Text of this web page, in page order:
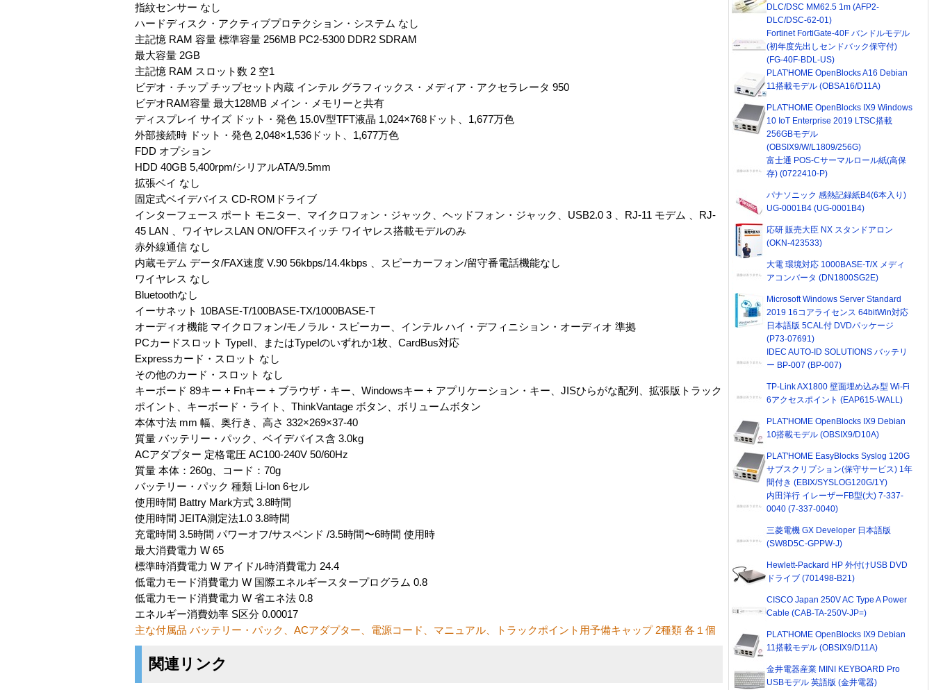
指紋センサー なし
ハードディスク・アクティブプロテクション・システム なし
主記憶 RAM 容量 標準容量 256MB PC2-5300 DDR2 SDRAM
最大容量 2GB
主記憶 RAM スロット数 2 空1
ビデオ・チップ チップセット内蔵 インテル グラフィックス・メディア・アクセラレータ 950
ビデオRAM容量 最大128MB メイン・メモリーと共有
ディスプレイ サイズ ドット・発色 15.0V型TFT液晶 1,024×768ドット、1,677万色
外部接続時 ドット・発色 2,048×1,536ドット、1,677万色
FDD オプション
HDD 40GB 5,400rpm/シリアルATA/9.5mm
拡張ベイ なし
固定式ベイデバイス CD-ROMドライブ
インターフェース ポート モニター、マイクロフォン・ジャック、ヘッドフォン・ジャック、USB2.0 3 、RJ-11 モデム 、RJ-
45 LAN 、ワイヤレスLAN ON/OFFスイッチ ワイヤレス搭載モデルのみ
赤外線通信 なし
内蔵モデム データ/FAX速度 V.90 56kbps/14.4kbps 、スピーカーフォン/留守番電話機能なし
ワイヤレス なし
Bluetoothなし
イーサネット 10BASE-T/100BASE-TX/1000BASE-T
オーディオ機能 マイクロフォン/モノラル・スピーカー、インテル ハイ・デフィニション・オーディオ 準拠
PCカードスロット TypeII、またはTypeIのいずれか1枚、CardBus対応
Expressカード・スロット なし
その他のカード・スロット なし
キーボード 89キー + Fnキー + ブラウザ・キー、Windowsキー + アプリケーション・キー、JISひらがな配列、拡張版トラック
ポイント、キーボード・ライト、ThinkVantage ボタン、ボリュームボタン
本体寸法 mm 幅、奥行き、高さ 332×269×37-40
質量 バッテリー・パック、ベイデバイス含 3.0kg
ACアダプター 定格電圧 AC100-240V 50/60Hz
質量 本体：260g、コード：70g
バッテリー・パック 種類 Li-Ion 6セル
使用時間 Battry Mark方式 3.8時間
使用時間 JEITA測定法1.0 3.8時間
充電時間 3.5時間 パワーオフ/サスペンド /3.5時間〜6時間 使用時
最大消費電力 W 65
標準時消費電力 W アイドル時消費電力 24.4
低電力モード消費電力 W 国際エネルギースタープログラム 0.8
低電力モード消費電力 W 省エネ法 0.8
エネルギー消費効率 S区分 0.00017
主な付属品 バッテリー・パック、ACアダプター、電源コード、マニュアル、トラックポイント用予備キャップ 2種類 各１個
関連リンク
DLC/DSC MM62.5 1m (AFP2-
DLC/DSC-62-01)
Fortinet FortiGate-40F バンドルモデル
(初年度先出しセンドバック保守付)
(FG-40F-BDL-US)
PLAT'HOME OpenBlocks A16 Debian
11搭載モデル (OBSA16/D11A)
PLAT'HOME OpenBlocks IX9 Windows
10 IoT Enterprise 2019 LTSC搭載
256GBモデル
(OBSIX9/W/L1809/256G)
富士通 POS-Cサーマルロール紙(高保
存) (0722410-P)
パナソニック 感熱記録紙B4(6本入り)
UG-0001B4 (UG-0001B4)
応研 販売大臣 NX スタンドアロン
(OKN-423533)
大電 環境対応 1000BASE-T/X メディ
アコンバータ (DN1800SG2E)
Microsoft Windows Server Standard
2019 16コアライセンス 64bitWin対応
日本語版 5CAL付 DVDパッケージ
(P73-07691)
IDEC AUTO-ID SOLUTIONS バッテリ
ー BP-007 (BP-007)
TP-Link AX1800 壁面埋め込み型 Wi-Fi
6アクセスポイント (EAP615-WALL)
PLAT'HOME OpenBlocks IX9 Debian
10搭載モデル (OBSIX9/D10A)
PLAT'HOME EasyBlocks Syslog 120G
サブスクリプション(保守サービス) 1年
間付き (EBIX/SYSLOG120G/1Y)
内田洋行 イレーザーFB型(大) 7-337-
0040 (7-337-0040)
三菱電機 GX Developer 日本語版
(SW8D5C-GPPW-J)
Hewlett-Packard HP 外付けUSB DVD
ドライブ (701498-B21)
CISCO Japan 250V AC Type A Power
Cable (CAB-TA-250V-JP=)
PLAT'HOME OpenBlocks IX9 Debian
11搭載モデル (OBSIX9/D11A)
金井電器産業 MINI KEYBOARD Pro
USBモデル 英語版 (金井電器)